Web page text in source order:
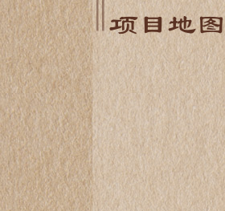
项目地图